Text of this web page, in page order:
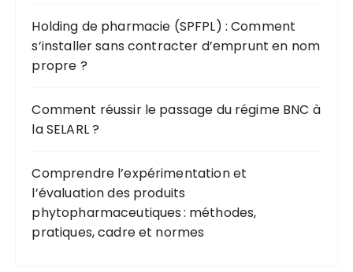
Holding de pharmacie (SPFPL) : Comment
s’installer sans contracter d’emprunt en nom
propre ?
Comment réussir le passage du régime BNC à
la SELARL ?
Comprendre l’expérimentation et
l’évaluation des produits
phytopharmaceutiques : méthodes,
pratiques, cadre et normes